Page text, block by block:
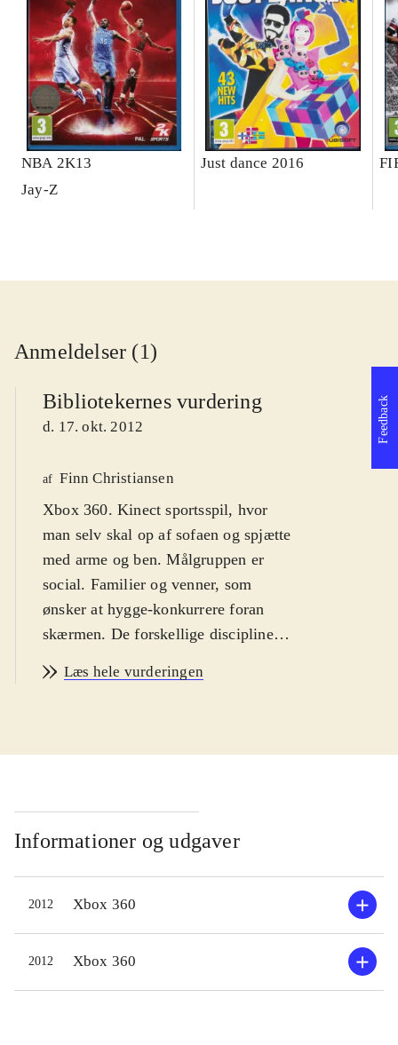
NBA 2K13
Jay-Z
Just dance 2016
Anmeldelser (1)
Bibliotekernes vurdering
d. 17. okt. 2012
af Finn Christiansen
Xbox 360. Kinect sportsspil, hvor
man selv skal op af sofaen og spjætte
med arme og ben. Målgruppen er
social. Familier og venner, som
ønsker at hygge-konkurrere foran
skærmen. De forskellige discipliner
og sværhedsgraden kan indstilles i tre
1. og 2. season. PEGI: 12 og et
boksningen).
Her er Kinect sports 1 og 2 i en
samlet pakke. 1'eren var med i første
bølge af Kinect-spil, og er stadig et
af de bedste til Xbox'ens
bevægelsesfølsomme ekstraudstyr.
Der er seks traditionelle sportsgrene i
Læs hele vurderingen
Informationer og udgaver
2012 Xbox 360
2012 Xbox 360
Feedback